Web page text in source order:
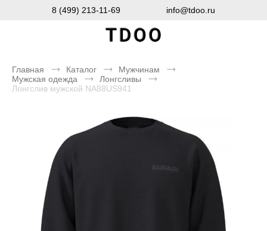
8 (499) 213-11-69 info@tdoo.ru
Главная Каталог
Мужчинам
Мужская одежда
Лонгсливы
Лонгслив мужской NA88US941